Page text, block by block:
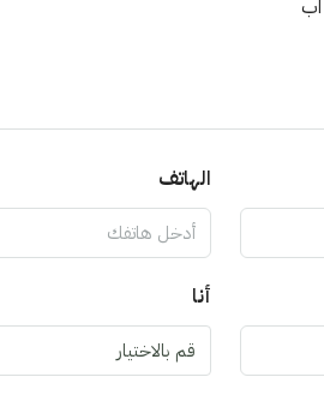
الهاتف
أنا
قم بالاختيار